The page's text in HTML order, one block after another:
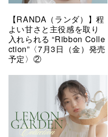
【RANDA（ランダ）】程
よい甘さと主役感を取り
入れられる “Ribbon Colle
ction”〈7月3日（金）発売
予定〉②